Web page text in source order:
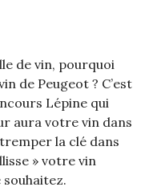
de vin, pourquoi
de Peugeot ? C’est
Lépine qui
aura votre vin dans
la clé dans
» votre vin
souhaitez.